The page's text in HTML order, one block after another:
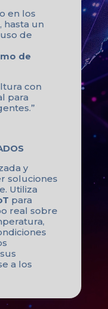
en los
hasta un
de
de
con
para
y
soluciones
Utiliza
para
real sobre
a los